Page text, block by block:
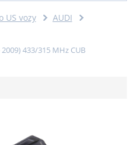
US vozy
AUDI
433/315 MHz CUB